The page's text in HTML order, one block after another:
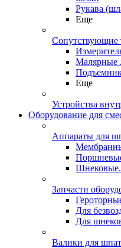
Рукава
Еще
Сопутствующие
Малярные
Еще
Устройства
Оборудование для
Аппараты для
Шнековые.
Запчасти
Для
Для
Валики для